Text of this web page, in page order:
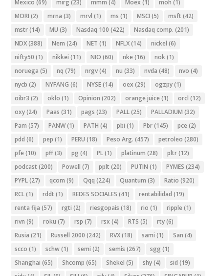
Mexico (69) mirg (23) mmm (4) Moex (1) moh (1)
MORI (2) mrna (3) mrvl (1) ms (1) MSCI (5) msft (42)
mstr(14) MU (3) Nasdaq 100 (422) Nasdaq comp. (201)
NDX(388) Nem (24) NET (1) NFLX(14) nickel (6)
nifty50 (1) nikkei (11) NIO (60) nke (16) nok(1)
noruega (5) nq (79) nrgv(4) nu (33) nvda (48) nvo (4)
nycb (2) NYFANG (6) NYSE(14) oex (29) ogzpy(1)
oibr3 (2) oklo (1) Opinion (202) orange juice (1) orcl (12)
oxy(24) Paas (31) pags (23) PALL(25) PALLADIUM (32)
Pam (57) PANW(1) PATH (4) pbi (1) Pbr(145) pce (2)
pdd (6) pep (1) PERU (18) Peso Arg. (457) petroleo (280)
pfe (10) pff(3) pg (4) PL(1) platinum (28) pltr(12)
podcast (200) Powell (7) pplt (20) PUTIN (1) PYMES (234)
PYPL(27) qcom (9) Qqq (224) Quantum (3) Ratio (920)
RCL(1) rddt (1) REDES SOCIALES (41) rentabilidad (19)
renta fija (57) rgti (2) riesgopais (18) rio (1) ripple (1)
rivn (9) roku (7) rsp (7) rsx (4) RTS (5) rty(6)
Rusia (21) Russell 2000 (242) RVX(18) sami (1) San (4)
scco (1) schw(1) semi (2) semis (267) sgg (1)
Shanghai (65) Shcomp (65) Shekel (5) shy(4) sid (19)